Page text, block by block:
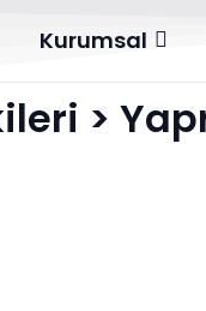
Kurumsal
>